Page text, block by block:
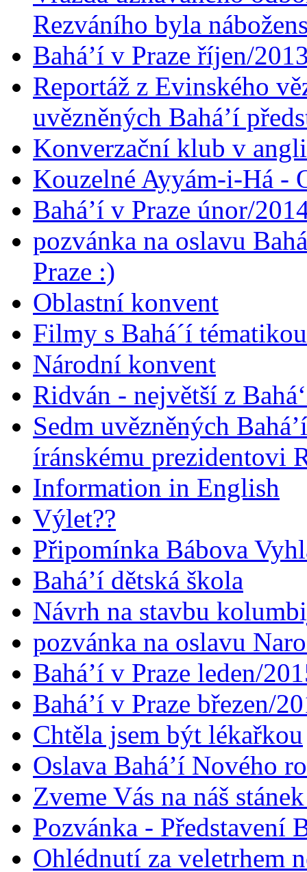
Rezváního byla
Bahá’í v Praze říjen/
Reportáž z Evinského
uvězněných Bahá’í
Konverzační klub v
Kouzelné Ayyám-i-Há -
Bahá’í v Praze únor/
pozvánka na oslavu
Praze :)
Oblastní konvent
Filmy s Bahá´í
Národní konvent
Ridván - největší z
Sedm uvězněných
íránskému prezidentovi
Information in English
Výlet??
Připomínka Bábova
Bahá’í dětská škola
Návrh na stavbu
pozvánka na oslavu
Bahá’í v Praze leden/
Bahá’í v Praze březen/
Chtěla jsem být lékařkou
Oslava Bahá’í Nového
Zveme Vás na náš
Pozvánka - Představení
Ohlédnutí za veletrhem